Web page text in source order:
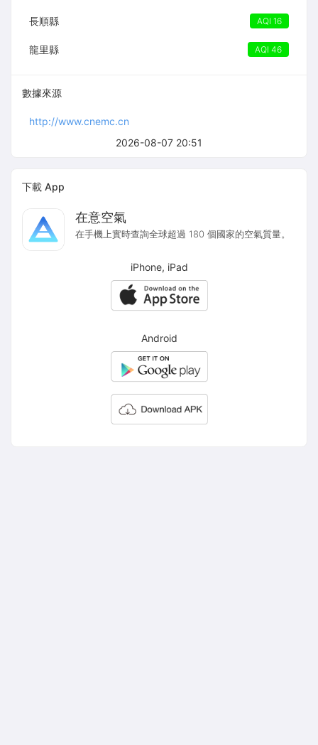
2026-08-07 20:51
長順縣 AQI 16
龍里縣 AQI 46
數據來源
http://www.cnemc.cn
下載 App
在意空氣
在手機上實時查詢全球超過 180 個國家的空氣質量。
iPhone, iPad
Android